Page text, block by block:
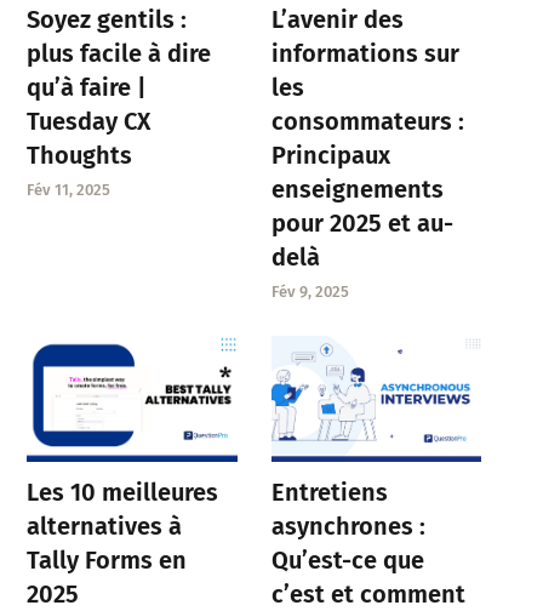
Soyez gentils :
plus facile à dire
qu’à faire |
Tuesday CX
Thoughts
Fév 11, 2025
L’avenir des
informations sur
les
consommateurs :
Principaux
enseignements
pour 2025 et au-
delà
Fév 9, 2025
Les 10 meilleures
alternatives à
Tally Forms en
2025
Entretiens
asynchrones :
Qu’est-ce que
c’est et comment